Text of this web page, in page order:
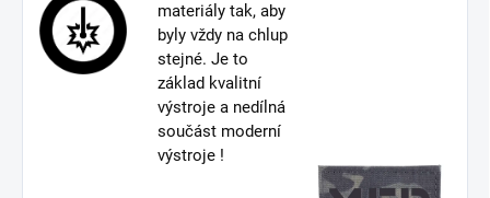
materiály tak, aby
byly vždy na chlup
stejné. Je to
základ kvalitní
výstroje a nedílná
součást moderní
výstroje !